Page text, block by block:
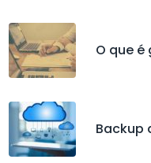
O que
Backup